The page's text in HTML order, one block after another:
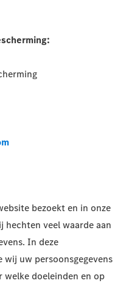
bezoekt en in onze
hechten veel waarde aan
In deze
uw persoonsgegevens
welke doeleinden en op